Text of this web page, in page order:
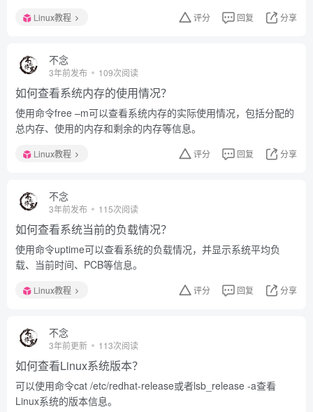
Linux教程 评分 回复 分享
不念
3年前发布 109次阅读
如何查看系统内存的使用情况？
使用命令free –m可以查看系统内存的实际使用情况，包括分配的
总内存、使用的内存和剩余的内存等信息。
Linux教程 评分 回复 分享
不念
3年前发布 115次阅读
如何查看系统当前的负载情况？
使用命令uptime可以查看系统的负载情况，并显示系统平均负
载、当前时间、PCB等信息。
Linux教程 评分 回复 分享
不念
3年前更新 113次阅读
如何查看Linux系统版本？
可以使用命令cat /etc/redhat-release或者lsb_release -a查看
Linux系统的版本信息。